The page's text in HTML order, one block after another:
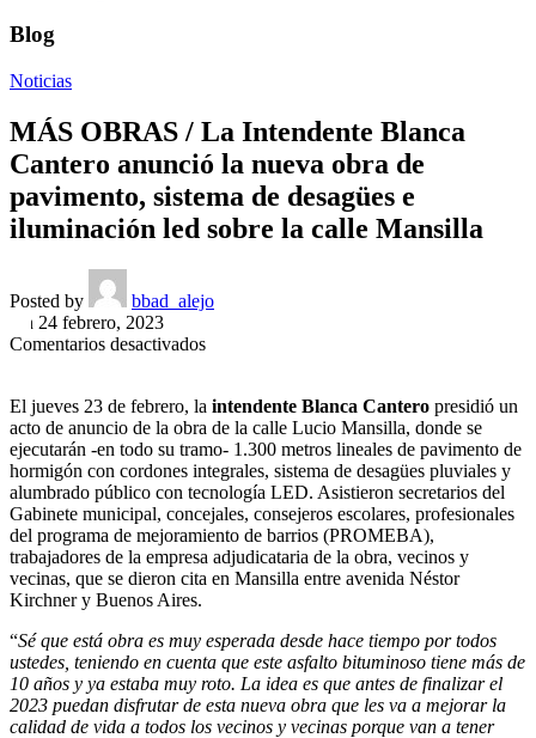
Blog
Noticias
MÁS OBRAS / La Intendente Blanca
Cantero anunció la nueva obra de
pavimento, sistema de desagües e
iluminación led sobre la calle Mansilla
Posted by
bbad_alejo
On 24 febrero, 2023
Comentarios desactivadosen
/
La
Intendente
Blanca
Cantero
anunció
la
nueva
obra
sistema
de
desagües
e
iluminación
El jueves 23 de febrero, la intendente Blanca Cantero presidió un
acto de anuncio de la obra de la calle Lucio Mansilla, donde se
ejecutarán -en todo su tramo- 1.300 metros lineales de pavimento de
hormigón con cordones integrales, sistema de desagües pluviales y
alumbrado público con tecnología LED. Asistieron secretarios del
Gabinete municipal, concejales, consejeros escolares, profesionales
del programa de mejoramiento de barrios (PROMEBA),
trabajadores de la empresa adjudicataria de la obra, vecinos y
vecinas, que se dieron cita en Mansilla entre avenida Néstor
Kirchner y Buenos Aires.
“Sé que está obra es muy esperada desde hace tiempo por todos
ustedes, teniendo en cuenta que este asfalto bituminoso tiene más de
10 años y ya estaba muy roto. La idea es que antes de finalizar el
2023 puedan disfrutar de esta nueva obra que les va a mejorar la
calidad de vida a todos los vecinos y vecinas porque van a tener